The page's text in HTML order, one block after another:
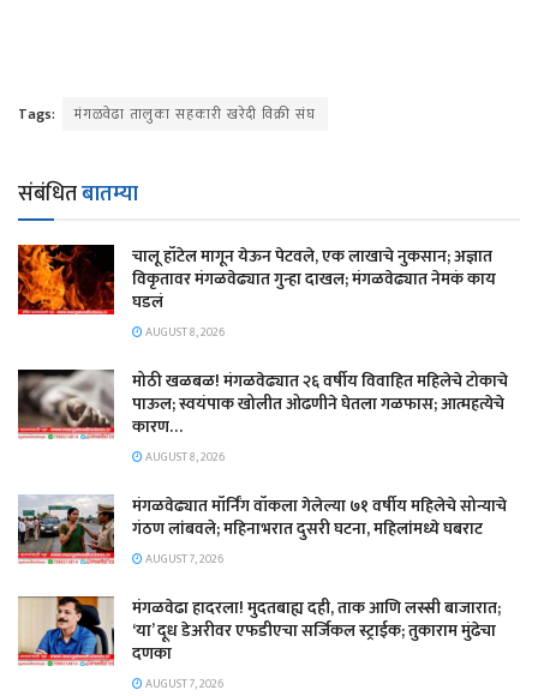
Tags: मंगळवेढा तालुका सहकारी खरेदी विक्री संघ
संबंधितबातम्या
चालू हॉटेल मागून येऊन पेटवले, एक लाखाचे नुकसान; अज्ञात
विकृतावर मंगळवेढ्यात गुन्हा दाखल; मंगळवेढ्यात नेमकं काय
घडलं
AUGUST 8, 2026
मोठी खळबळ! मंगळवेढ्यात २६ वर्षीय विवाहित महिलेचे टोकाचे
पाऊल; स्वयंपाक खोलीत ओढणीने घेतला गळफास; आत्महत्येचे
कारण…
AUGUST 8, 2026
मंगळवेढ्यात मॉर्निंग वॉकला गेलेल्या ७१ वर्षीय महिलेचे सोन्याचे
गंठण लांबवले; महिनाभरात दुसरी घटना, महिलांमध्ये घबराट
AUGUST 7, 2026
​मंगळवेढा हादरला! मुदतबाह्य दही, ताक आणि लस्सी बाजारात;
‘या’ दूध डेअरीवर एफडीएचा सर्जिकल स्ट्राईक; ​तुकाराम मुंढेचा
दणका
AUGUST 7, 2026